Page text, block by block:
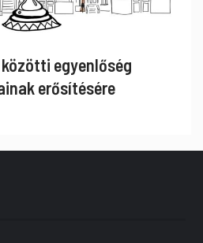
egyenlőség
erősítésére